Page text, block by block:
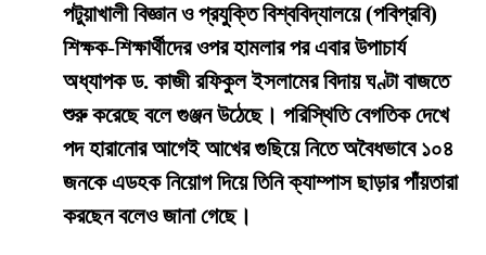
পটুয়াখালী বিজ্ঞান ও প্রযুক্তি বিশ্ববিদ্যালয়ে (পবিপ্রবি)
শিক্ষক-শিক্ষার্থীদের ওপর হামলার পর এবার উপাচার্য
অধ্যাপক ড. কাজী রফিকুল ইসলামের বিদায় ঘণ্টা বাজতে
শুরু করেছে বলে গুঞ্জন উঠেছে। পরিস্থিতি বেগতিক দেখে
পদ হারানোর আগেই আখের গুছিয়ে নিতে অবৈধভাবে ১০৪
জনকে এডহক নিয়োগ দিয়ে তিনি ক্যাম্পাস ছাড়ার পাঁয়তারা
করছেন বলেও জানা গেছে।